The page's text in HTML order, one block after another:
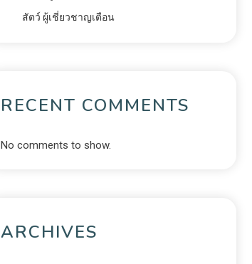
สัตว์ ผู้เชี่ยวชาญเตือน
RECENT COMMENTS
No comments to show.
ARCHIVES